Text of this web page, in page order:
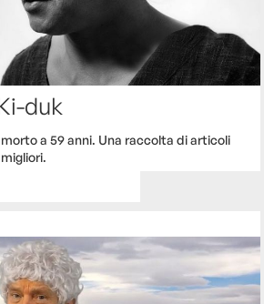
duk
a 59 anni. Una raccolta di articoli